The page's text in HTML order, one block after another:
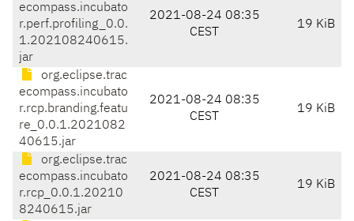
ecompass.incubato
r.perf.profiling_0.0.
1.202108240615.
jar
2021-08-24 08:35
CEST
19 KiB
org.eclipse.trac
ecompass.incubato
r.rcp.branding.featu
re_0.0.1.2021082
40615.jar
2021-08-24 08:35
CEST
19 KiB
org.eclipse.trac
ecompass.incubato
r.rcp_0.0.1.20210
8240615.jar
2021-08-24 08:35
CEST
19 KiB